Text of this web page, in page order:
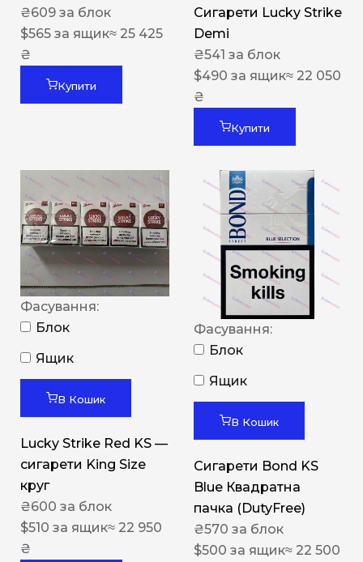
₴609 за блок
$565 за ящик≈ 25 425
₴
Купити
Сигарети Lucky Strike
Demi
₴541 за блок
$490 за ящик≈ 22 050
₴
Купити
Фасування:
Блок
Ящик
В Кошик
Lucky Strike Red KS —
сигарети King Size
круг
₴600 за блок
$510 за ящик≈ 22 950
₴
Фасування:
Блок
Ящик
В Кошик
Сигарети Bond KS
Blue Квадратна
пачка (DutyFree)
₴570 за блок
$500 за ящик≈ 22 500